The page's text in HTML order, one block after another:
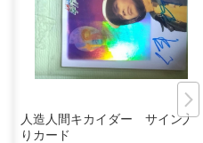
人造人間キカイダー サイン入
りカード